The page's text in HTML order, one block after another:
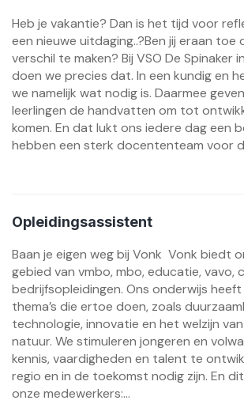
Heb je vakantie? Dan is het tijd voor
een nieuwe uitdaging..?Ben jij eraan toe
verschil te maken? Bij VSO De Spinaker
doen we precies dat. In een kundig en
we namelijk wat nodig is. Daarmee
leerlingen de handvatten om tot
komen. En dat lukt ons iedere dag een
hebben een sterk docententeam voor
Opleidingsassistent
Baan je eigen weg bij Vonk Vonk biedt
gebied van vmbo, mbo, educatie, vavo,
bedrijfsopleidingen. Ons onderwijs
thema’s die ertoe doen, zoals
technologie, innovatie en het welzijn
natuur. We stimuleren jongeren en
kennis, vaardigheden en talent te
regio en in de toekomst nodig zijn. En
onze medewerkers:...